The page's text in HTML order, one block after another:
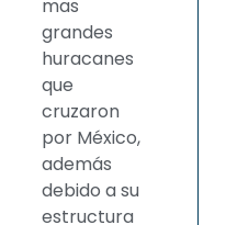
mas
grandes
huracanes
que
cruzaron
por México,
además
debido a su
estructura